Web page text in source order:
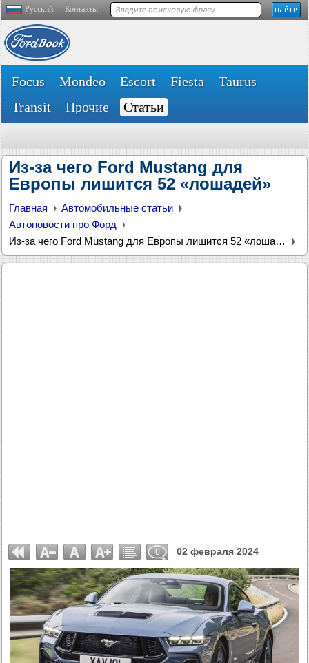
Русский Контакты
Focus Mondeo Escort Fiesta
Taurus
Transit
Прочие Статьи
Из-за чего Ford Mustang для
Европы лишится 52 «лошадей»
Главная
Автомобильные статьи
Автоновости про Форд
Из-за чего Ford Mustang для Европы лишится 52 «лошадей»
0 02 февраля 2024